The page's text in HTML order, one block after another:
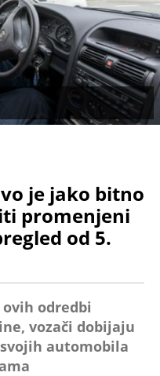
je jako bitno
promenjeni
od 5.
odredbi
vozači dobijaju
automobila